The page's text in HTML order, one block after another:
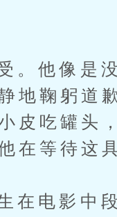
像是没
地鞠躬道
皮吃罐头
在等待这
影中段